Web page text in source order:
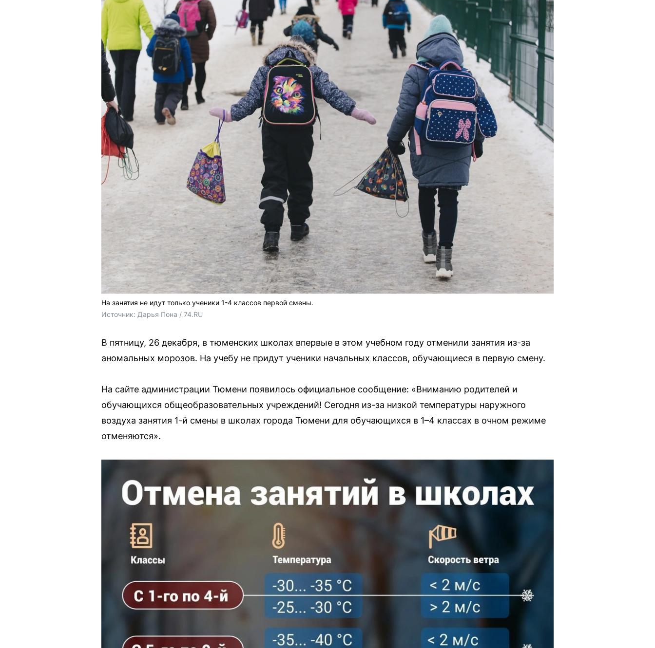
На занятия не идут только ученики 1-4 классов первой смены.
Источник: Дарья Пона / 74.RU
В пятницу, 26 декабря, в тюменских школах впервые в этом учебном году отменили занятия из-за
аномальных морозов. На учебу не придут ученики начальных классов, обучающиеся в первую смену.
На сайте администрации Тюмени появилось официальное сообщение: «Вниманию родителей и
обучающихся общеобразовательных учреждений! Сегодня из-за низкой температуры наружного
воздуха занятия 1-й смены в школах города Тюмени для обучающихся в 1–4 классах в очном режиме
отменяются».